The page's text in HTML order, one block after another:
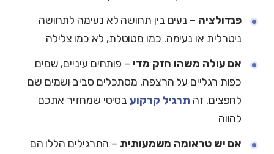
פנדולציה – נעים בין תחושה לא נעימה לתחושה
ניטרלית או נעימה. כמו מטוטלת, לא כמו צלילה
אם עולה משהו חזק מדי – פותחים עיניים, שמים
כפות רגליים על הרצפה, מסתכלים סביב ושמים שם
לחפצים. זה תרגיל קרקועבסיסי שמחזיר אתכם
להווה
אם יש טראומה משמעותית – התרגילים הללו הם